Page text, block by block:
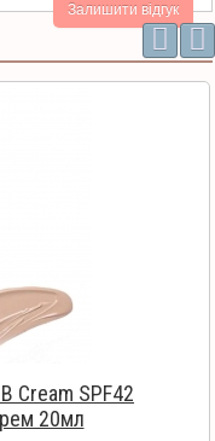
Залишити відгук
Cream SPF42
20мл